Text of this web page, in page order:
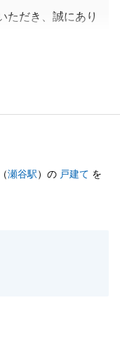
ただき、誠にあり
らお気軽にお申し
（瀬谷駅）の 戸建て を